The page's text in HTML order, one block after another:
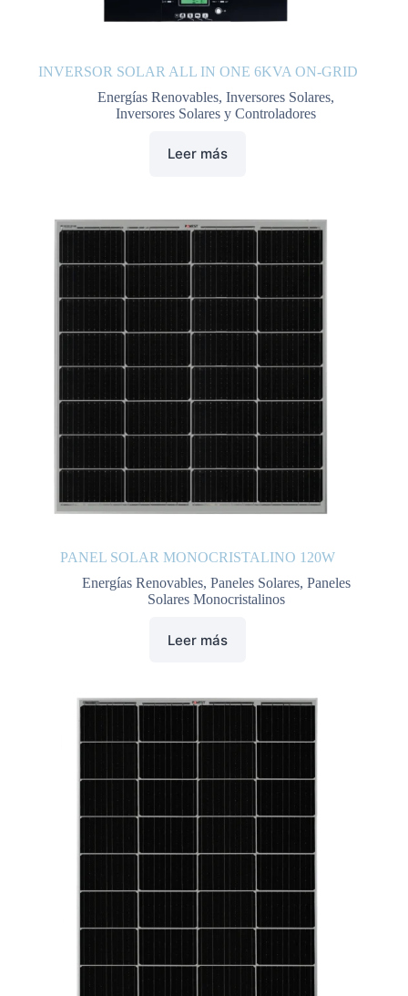
INVERSOR SOLAR ALL IN ONE 6KVA ON-GRID
Energías Renovables,Inversores Solares,
Inversores Solares y Controladores
Leer más
PANEL SOLAR MONOCRISTALINO 120W
Energías Renovables, Paneles Solares, Paneles
Solares Monocristalinos
Leer más